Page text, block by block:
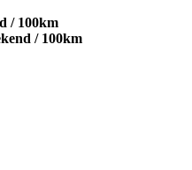
/ 100km
/ 100km